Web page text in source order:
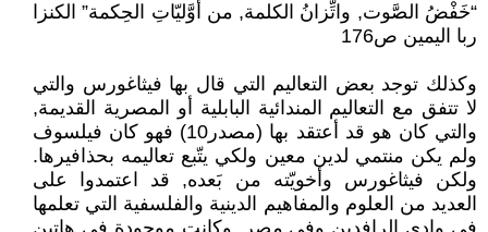
“خَفْضُ الصَّوت, واتِّزانُ الكلمة, من أوَّليّاتِ الحِكمة” الكنزا
ربا اليمين ص176
وكذلك توجد بعض التعاليم التي قال بها فيثاغورس والتي
لا تتفق مع التعاليم المندائية البابلية أو المصرية القديمة,
والتي كان هو قد أعتقد بها (مصدر10) فهو كان فيلسوف
ولم يكن منتمي لدين معين ولكي يتّبع تعاليمه بحذافيرها.
ولكن فيثاغورس وأخويّته من بَعده, قد اعتمدوا على
العديد من العلوم والمفاهيم الدينية والفلسفية التي تعلمها